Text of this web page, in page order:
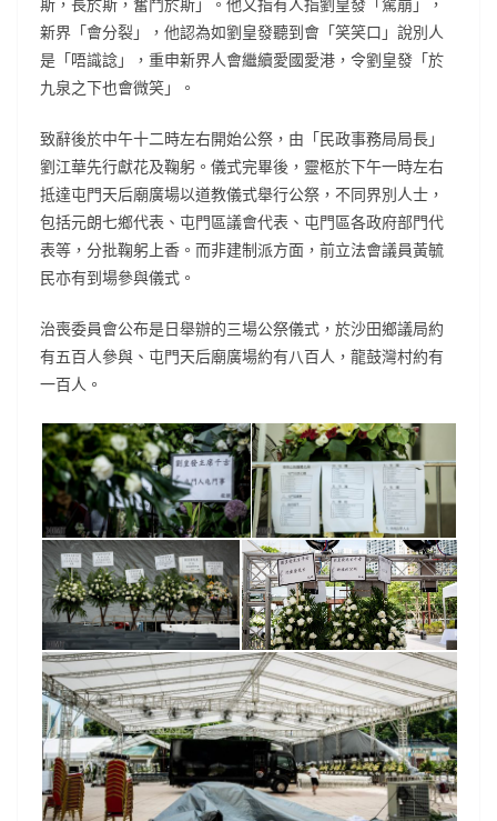
斯，長於斯，奮鬥於斯」。他又指有人指劉皇發「駕崩」，
新界「會分裂」，他認為如劉皇發聽到會「笑笑口」說別人
是「唔識諗」，重申新界人會繼續愛國愛港，令劉皇發「於
九泉之下也會微笑」。
致辭後於中午十二時左右開始公祭，由「民政事務局局長」
劉江華先行獻花及鞠躬。儀式完畢後，靈柩於下午一時左右
抵達屯門天后廟廣場以道教儀式舉行公祭，不同界別人士，
包括元朗七鄉代表、屯門區議會代表、屯門區各政府部門代
表等，分批鞠躬上香。而非建制派方面，前立法會議員黃毓
民亦有到場參與儀式。
治喪委員會公布是日舉辦的三場公祭儀式，於沙田鄉議局約
有五百人參與、屯門天后廟廣場約有八百人，龍鼓灣村約有
一百人。